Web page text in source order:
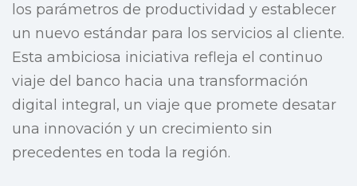
los parámetros de productividad y establecer
un nuevo estándar para los servicios al cliente.
Esta ambiciosa iniciativa refleja el continuo
viaje del banco hacia una transformación
digital integral, un viaje que promete desatar
una innovación y un crecimiento sin
precedentes en toda la región.